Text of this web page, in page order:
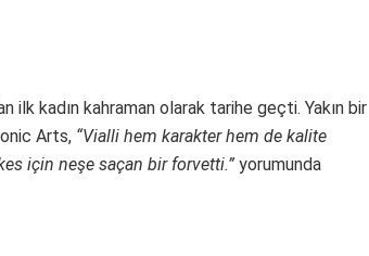
kadın kahraman olarak tarihe geçti. Yakın bir
Arts, “Vialli hem karakter hem de kalite
için neşe saçan bir forvetti.” yorumunda